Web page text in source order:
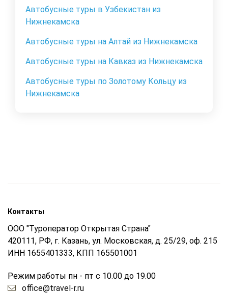
Автобусные туры в Узбекистан из
Нижнекамска
Автобусные туры на Алтай из Нижнекамска
Автобусные туры на Кавказ из Нижнекамска
Автобусные туры по Золотому Кольцу из
Нижнекамска
Контакты
ООО "Туроператор Открытая Страна"
420111, РФ, г. Казань, ул. Московская, д. 25/29, оф. 215
ИНН 1655401333, КПП 165501001
Режим работы пн - пт с 10.00 до 19.00
office@travel-r.ru